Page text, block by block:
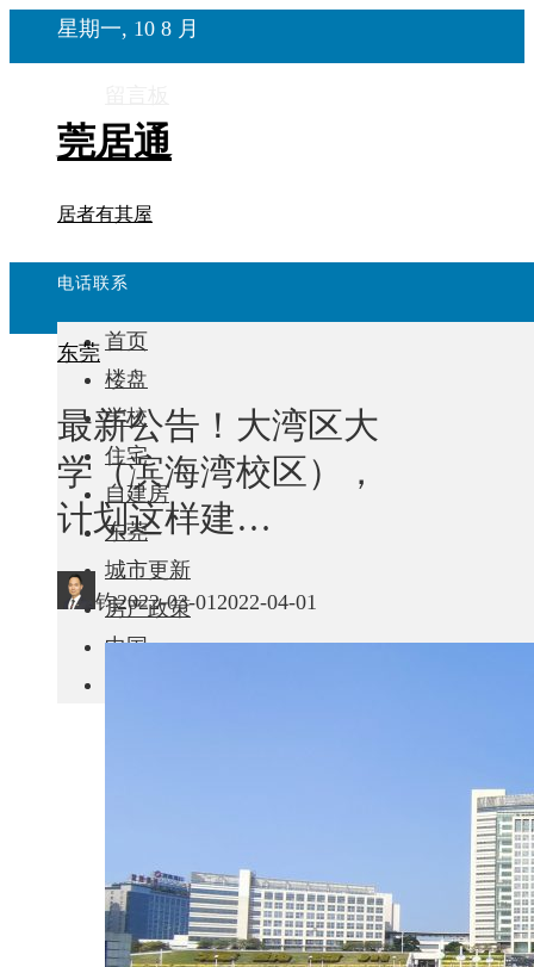
星期一, 10 8 月
莞居通
居者有其屋
电话联系
首页
楼盘
学校
住宅
自建房
东莞
城市更新
房产政策
中国
东莞
最新公告！大湾区大
学（滨海湾校区），
计划这样建…
钧2022-03-01 2022-04-01